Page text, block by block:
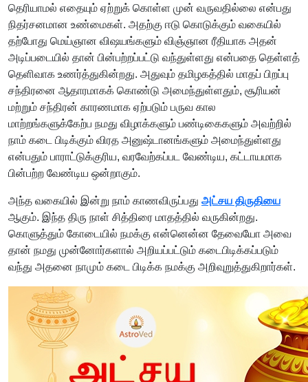
தெரியாமல் எதையும் ஏற்றுக் கொள்ள முன் வருவதில்லை என்பது
நிதர்சனமான உண்மைகள். அதற்கு ஈடு கொடுக்கும் வகையில்
தற்போது மெய்ஞான விஷயங்களும் விஞ்ஞான ரீதியாக அதன்
அடிப்படையில் தான் பின்பற்றப்பட்டு வந்துள்ளது என்பதை தெள்ளத்
தெளிவாக உணர்த்துகின்றது. அதுவும் தமிழகத்தில் மாதப் பிறப்பு
சந்திரனை ஆதாரமாகக் கொண்டு அமைந்துள்ளதும், சூரியன்
மற்றும் சந்திரன் காரணமாக ஏற்படும் பருவ கால
மாற்றங்களுக்கேற்ப நமது விழாக்களும் பண்டிகைகளும் அவற்றில்
நாம் கடை பிடிக்கும் விரத அனுஷ்டானங்களும் அமைந்துள்ளது
என்பதும் பாராட்டுக்குரிய, வரவேற்கப்பட வேண்டிய, கட்டாயமாக
பின்பற்ற வேண்டிய ஒன்றாகும்.
அந்த வகையில் இன்று நாம் காணவிருப்பது அட்சய திருதியை
ஆகும். இந்த திரு நாள் சித்திரை மாதத்தில் வருகின்றது.
கொளுத்தும் கோடையில் நமக்கு என்னென்ன தேவையோ அவை
தான் நமது முன்னோர்களால் அறியப்பட்டும் கடைபிடிக்கப்படும்
வந்து அதனை நாமும் கடை பிடிக்க நமக்கு அறிவுறுத்துகிறார்கள்.